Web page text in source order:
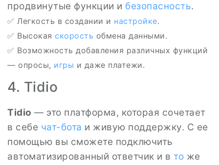
продвинутые функции и безопасность.
✅ Легкость в создании и настройке.
✅ Высокая скорость обмена данными.
✅ Возможность добавления различных функций
— опросы, игры и даже платежи.
4. Tidio
Tidio — это платформа, которая сочетает
в себе чат-бота и живую поддержку. С ее
помощью вы сможете подключить
автоматизированный ответчик и в то же